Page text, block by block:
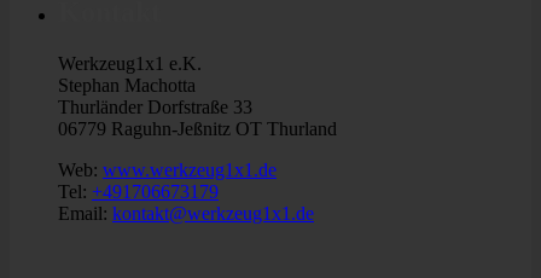
Werkzeug1x1 e.K.
Stephan Machotta
Thurländer Dorfstraße 33
06779 Raguhn-Jeßnitz OT Thurland
Web: www.werkzeug1x1.de
Tel: +491706673179
Email: kontakt@werkzeug1x1.de